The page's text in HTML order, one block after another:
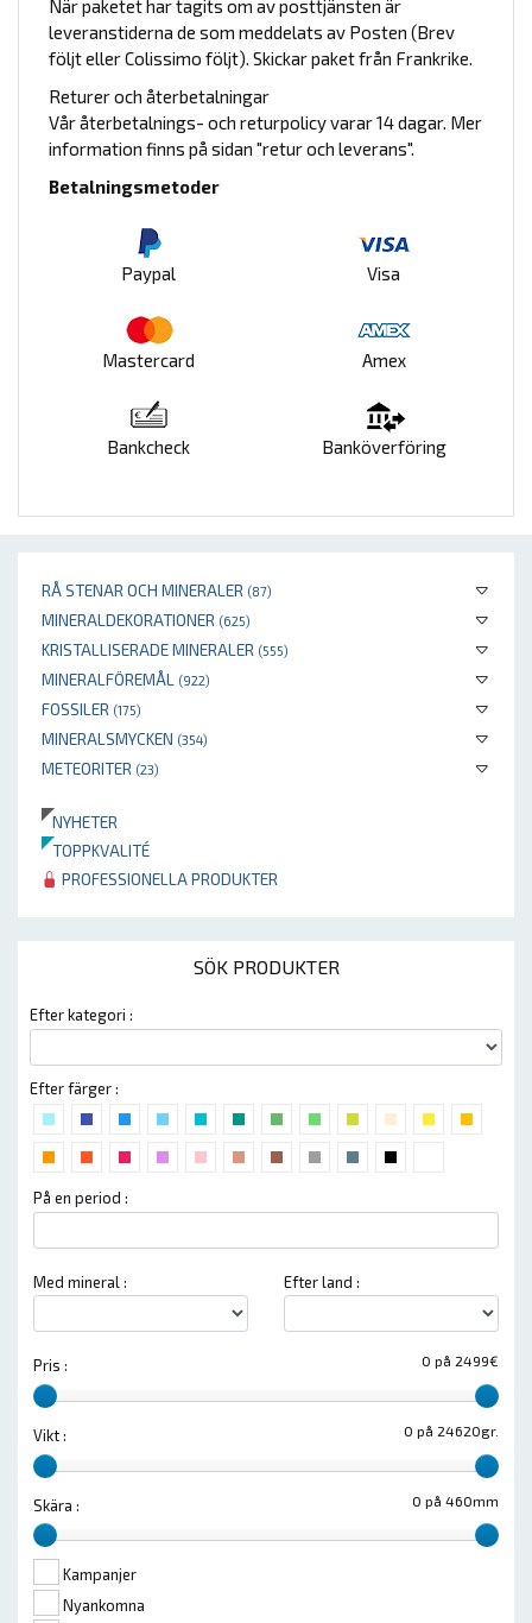
RÅ STENAR OCH MINERALER (87)
MINERALDEKORATIONER (625)
KRISTALLISERADE MINERALER (555)
MINERALFÖREMÅL (922)
FOSSILER (175)
MINERALSMYCKEN (354)
METEORITER (23)
NYHETER
TOPPKVALITÉ
PROFESSIONELLA PRODUKTER
SÖK PRODUKTER
Efter kategori :
Efter färger :
På en period :
Med mineral : Efter land :
0 på 2499€
Pris :
0 på 24620gr.
Vikt :
0 på 460mm
Skära :
Kampanjer
Nyankomna
När paketet har tagits om av posttjänsten är
leveranstiderna de som meddelats av Posten (Brev
följt eller Colissimo följt). Skickar paket från Frankrike.
Returer och återbetalningar
Vår återbetalnings- och returpolicy varar 14 dagar. Mer
information finns på sidan "retur och leverans".
Betalningsmetoder
Paypal Visa
Mastercard Amex
Bankcheck Banköverföring